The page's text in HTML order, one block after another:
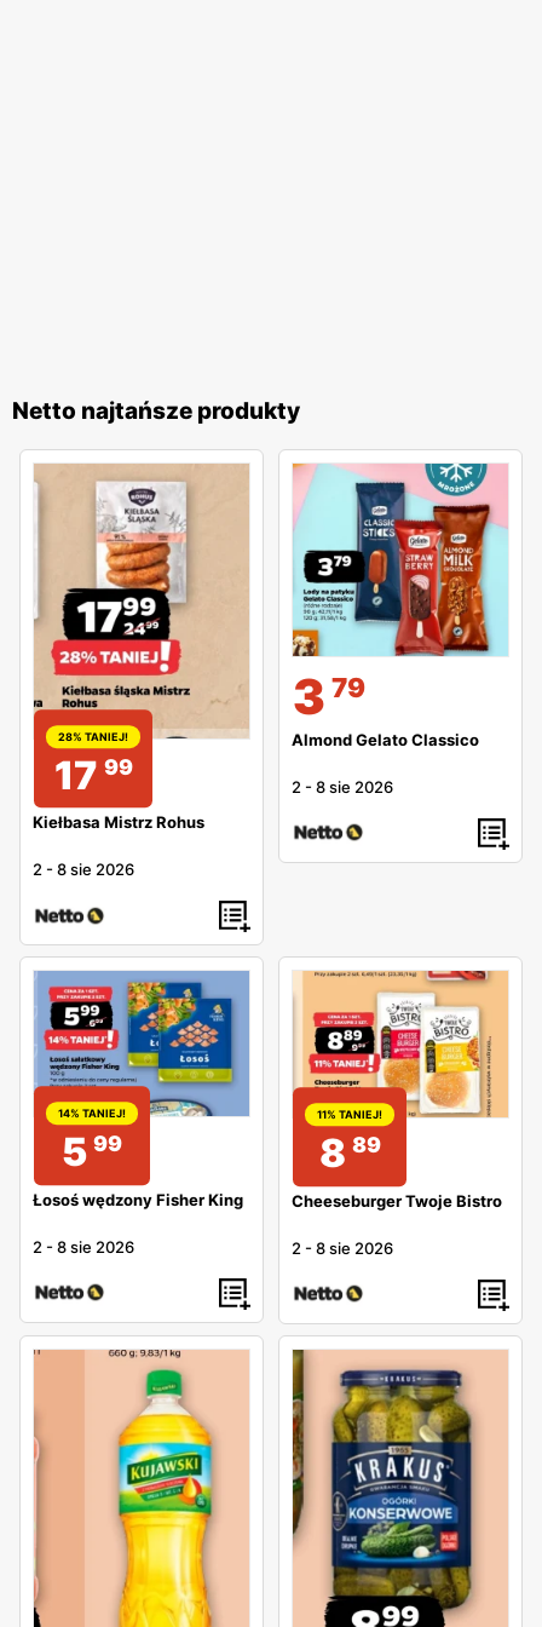
Netto najtańsze produkty
28% TANIEJ!
17 99
Kiełbasa Mistrz Rohus
2 -8 sie 2026
3 79
Almond Gelato Classico
2 -8 sie 2026
14% TANIEJ!
5 99
Łosoś wędzony Fisher King
2 -8 sie 2026
11% TANIEJ!
8 89
Cheeseburger Twoje Bistro
2 -8 sie 2026